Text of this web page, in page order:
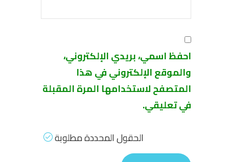
احفظ اسمي، بريدي الإلكتروني،
والموقع الإلكتروني في هذا
المتصفح لاستخدامها المرة المقبلة
في تعليقي.
الحقول المحددة مطلوبة